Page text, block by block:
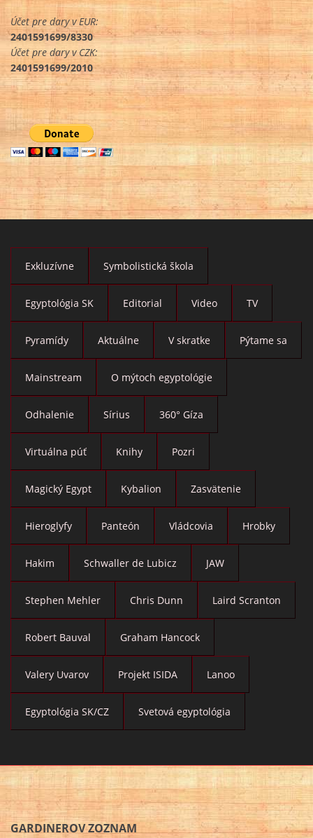
Účet pre dary v EUR:
2401591699/8330
Účet pre dary v CZK:
2401591699/2010
Exkluzívne Symbolistická škola
Egyptológia SK Editorial Video TV
Pyramídy Aktuálne V skratke Pýtame sa
Mainstream O mýtoch egyptológie
Odhalenie Sírius 360° Gíza
Virtuálna púť Knihy Pozri
Magický Egypt Kybalion Zasvätenie
Hieroglyfy Panteón Vládcovia Hrobky
Hakim Schwaller de Lubicz JAW
Stephen Mehler Chris Dunn Laird Scranton
Robert Bauval Graham Hancock
Valery Uvarov Projekt ISIDA Lanoo
Egyptológia SK/CZ Svetová egyptológia
GARDINEROV ZOZNAM